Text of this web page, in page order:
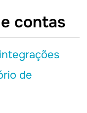
contas
de